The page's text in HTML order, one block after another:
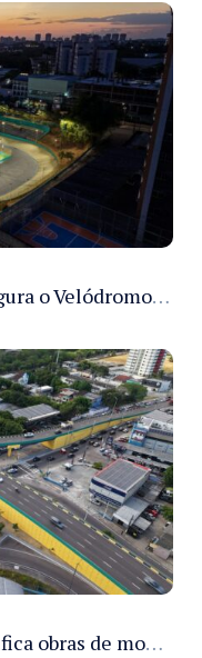
Prefeitura de Manaus reinaugura o Velódromo Professora Alzira Campos e entrega espaço esportivo totalmente revitalizado
Prefeitura de Manaus intensifica obras de modernização no viaduto Miguel Arraes para ampliar segurança e acessibilidade na região